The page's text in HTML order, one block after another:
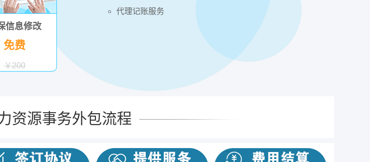
信息修改
免费
￥200
代理记账服务
资源事务外包流程